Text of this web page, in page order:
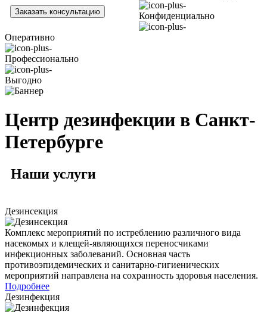
Конфиденциально
Оперативно
Профессионально
Выгодно
Центр дезинфекции в Санкт-
Петербурге
Наши услуги
Дезинсекция
Комплекс мероприятий по истреблению различного вида
насекомых и клещей-являющихся переносчиками
инфекционных заболеваний. Основная часть
противоэпидемических и санитарно-гигиенических
мероприятий направлена на сохранность здоровья населения.
Подробнее
Дезинфекция